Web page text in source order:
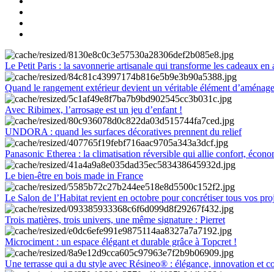
Le Petit Paris : la savonnerie artisanale qui transforme les cadeaux en
Quand le rangement extérieur devient un véritable élément
Avec Ribimex, l’arrosage est un jeu d’enfant !
UNDORA : quand les surfaces décoratives prennent du relief
Panasonic Etherea : la climatisation réversible qui allie confort,
Le bien-être en bois made in France
Le Salon de l’Habitat revient en octobre pour concrétiser tous vos
Trois matières, trois univers, une même signature : Pierret
Microciment : un espace élégant et durable grâce à Topcret !
Une terrasse qui a du style avec Résineo® : élégance, innovation et